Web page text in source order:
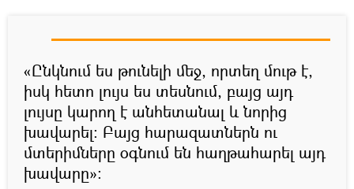
«Ընկնում ես թունելի մեջ, որտեղ մութ է,
իսկ հետո լույս ես տեսնում, բայց այդ
լույսը կարող է անհետանալ և նորից
խավարել։ Բայց հարազատներն ու
մտերիմները օգնում են հաղթահարել այդ
խավարը»։